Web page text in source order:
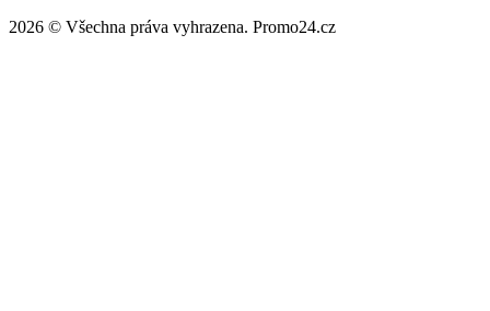
2026 © Všechna práva vyhrazena. Promo24.cz